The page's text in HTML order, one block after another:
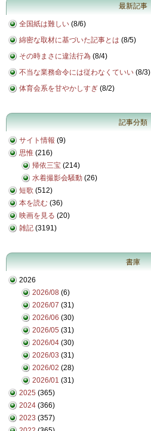
最新記事
全国紙は難しい (8/6)
綿密な取材に基づいた記事とは (8/5)
その時まさに違法行為 (8/4)
不当な業務命令には従わなくていい (8/3)
体育会系を甘やかしすぎ (8/2)
記事分類
サイト情報 (9)
思惟 (216)
帰依三宝 (214)
水着撮影会騒動 (26)
短歌 (512)
本を読む (36)
映画を見る (20)
雑記 (3191)
書庫
2026
2026/08 (6)
2026/07 (31)
2026/06 (30)
2026/05 (31)
2026/04 (30)
2026/03 (31)
2026/02 (28)
2026/01 (31)
2025 (365)
2024 (366)
2023 (357)